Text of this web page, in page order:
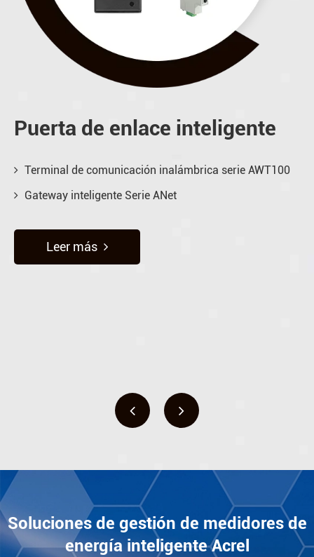
Puerta de enlace inteligente
Terminal de comunicación inalámbrica serie AWT100
Gateway inteligente Serie ANet
Leer más
Soluciones de gestión de medidores de
energía inteligente Acrel